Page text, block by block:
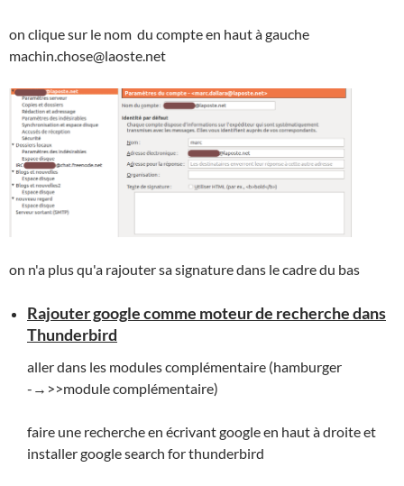
on clique sur le nom du compte en haut à gauche
machin.chose@laoste.net
on n'a plus qu'a rajouter sa signature dans le cadre du bas
Rajouter google comme moteur de recherche dans
Thunderbird
aller dans les modules complémentaire (hamburger
-→>>module complémentaire)
faire une recherche en écrivant google en haut à droite et
installer google search for thunderbird